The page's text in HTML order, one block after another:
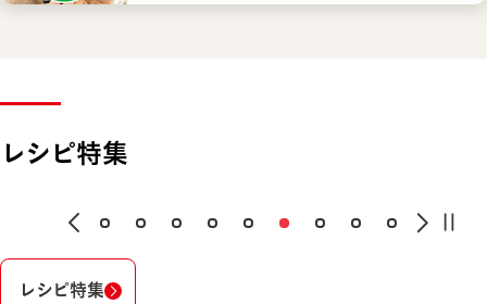
レシピ特集
レシピ特集